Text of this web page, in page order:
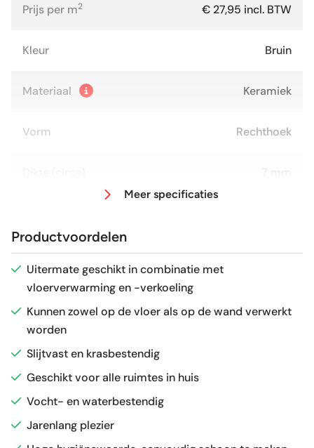
Prijs per m2 € 27,95 incl. BTW
Kleur Bruin
Materiaal Keramiek
Vorm Rechthoek
Antislipwaarde R9
Glans / Mat
Gerectificeerd
Vorstbestendig
Sortering
Meer specificaties
Productvoordelen
Uitermate geschikt in combinatie met
vloerverwarming en -verkoeling
Kunnen zowel op de vloer als op de wand verwerkt
worden
Slijtvast en krasbestendig
Geschikt voor alle ruimtes in huis
Vocht- en waterbestendig
Jarenlang plezier